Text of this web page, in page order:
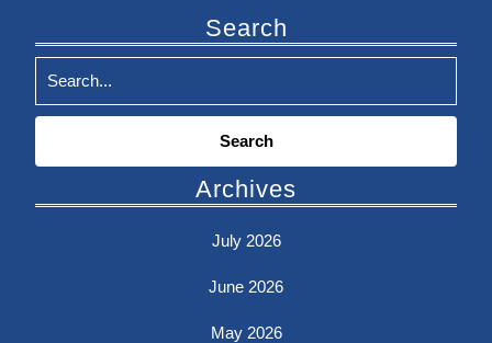
Search
Search
Archives
July 2026
June 2026
May 2026